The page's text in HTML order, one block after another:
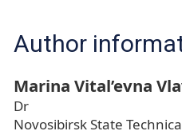
Author
Marina Vital’evna
Dr
Novosibirsk State